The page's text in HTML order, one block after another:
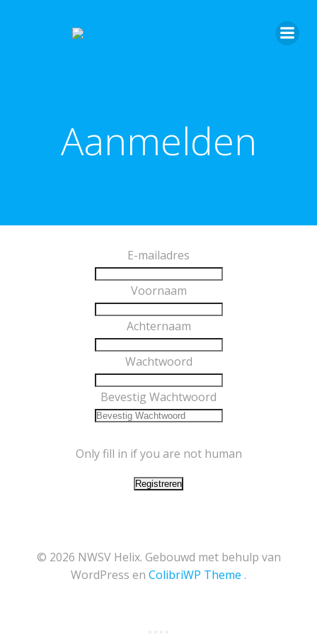
Aanmelden
E-mailadres
Voornaam
Achternaam
Wachtwoord
Bevestig Wachtwoord
Only fill in if you are not human
© 2026 NWSV Helix. Gebouwd met behulp van
WordPress en ColibriWP Theme .